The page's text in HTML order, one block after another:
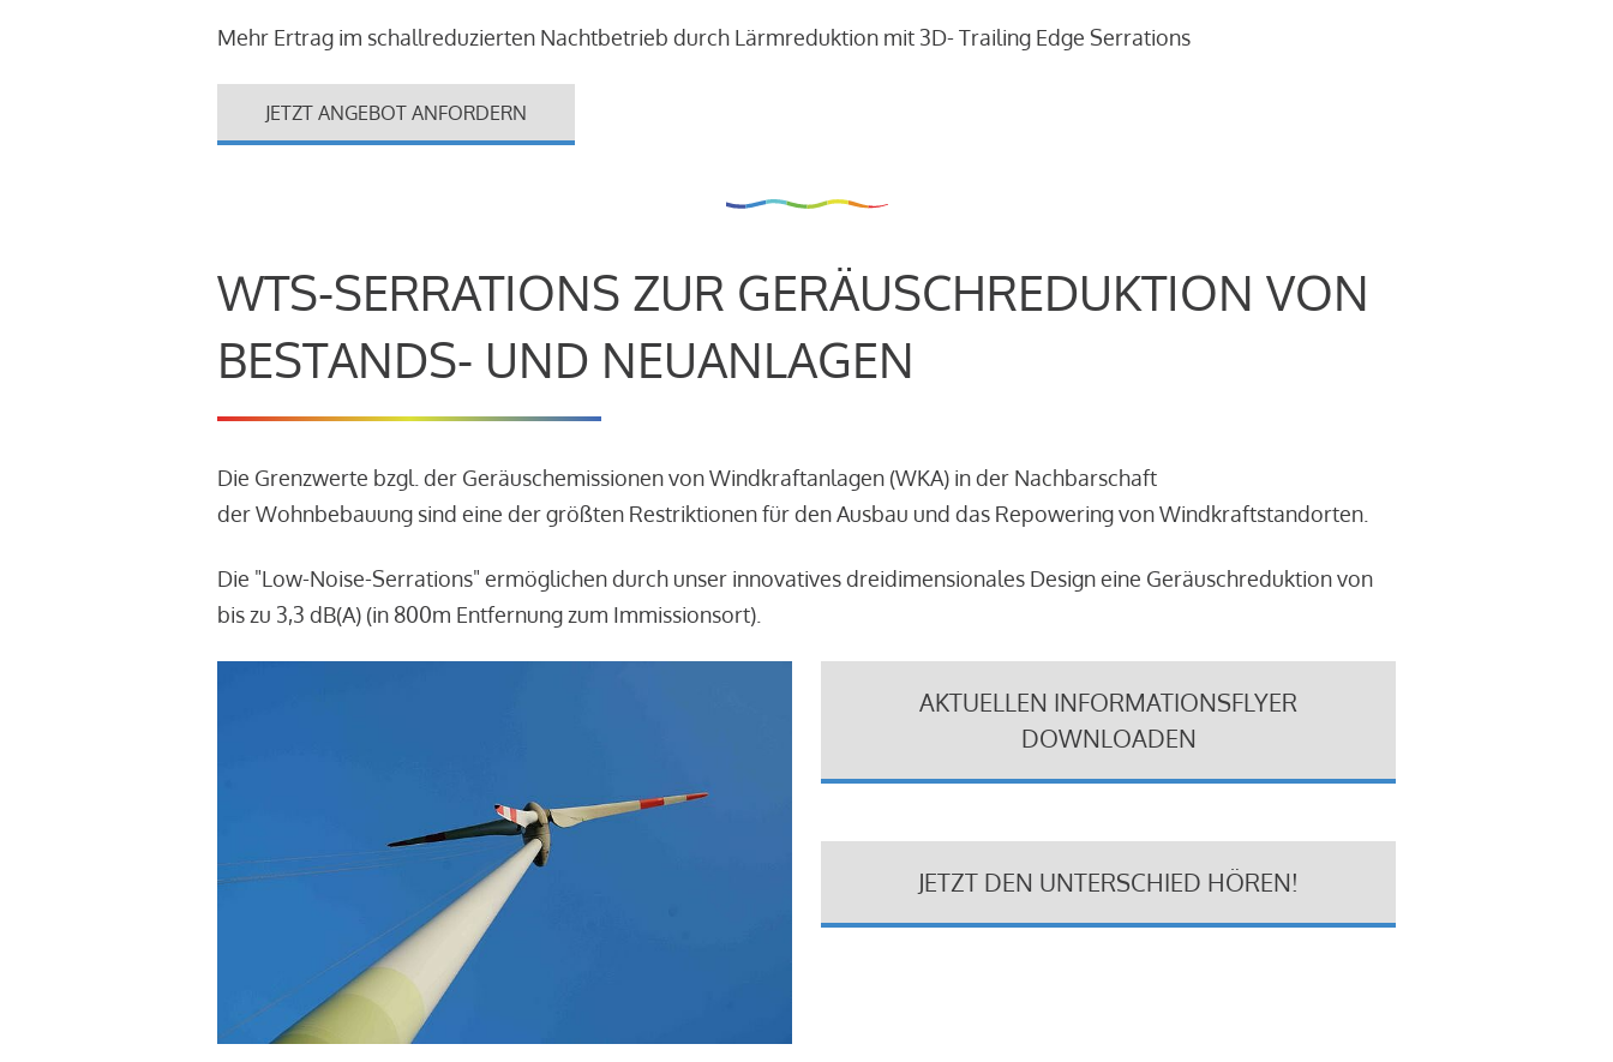
Mehr Ertrag im schallreduzierten Nachtbetrieb durch Lärmreduktion mit 3D- Trailing Edge Serrations
JETZT ANGEBOT ANFORDERN
WTS-SERRATIONS ZUR GERÄUSCHREDUKTION VON
BESTANDS- UND NEUANLAGEN
Die Grenzwerte bzgl. der Geräuschemissionen von Windkraftanlagen (WKA) in der Nachbarschaft
der Wohnbebauung sind eine der größten Restriktionen für den Ausbau und das Repowering von Windkraftstandorten.
Die "Low-Noise-Serrations" ermöglichen durch unser innovatives dreidimensionales Design eine Geräuschreduktion von
bis zu 3,3 dB(A) (in 800m Entfernung zum Immissionsort).
AKTUELLEN INFORMATIONSFLYER
DOWNLOADEN
JETZT DEN UNTERSCHIED HÖREN!